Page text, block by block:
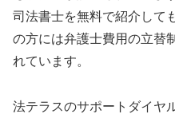
司法書士を無料で紹介して
の方には弁護士費用の立替
れています。
法テラスのサポートダイヤ